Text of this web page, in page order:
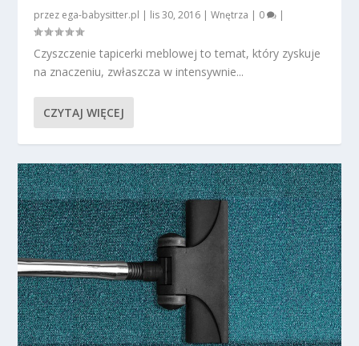
przez ega-babysitter.pl | lis 30, 2016 |Wnętrza | 0 |
Czyszczenie tapicerki meblowej to temat, który zyskuje
na znaczeniu, zwłaszcza w intensywnie...
CZYTAJ WIĘCEJ